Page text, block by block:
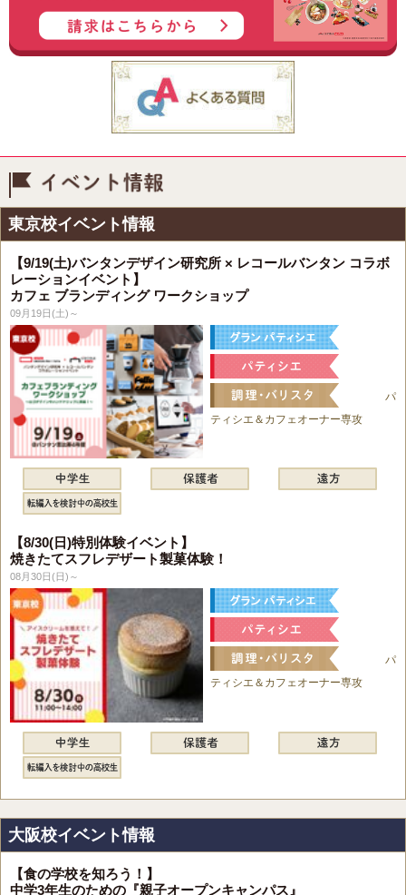
東京校イベント情報
【9/19(土)バンタンデザイン研究所 × レコールバンタン コラボ
レーションイベント】
カフェ ブランディング ワークショップ
09月19日(土)～
パ
ティシエ＆カフェオーナー専攻
【8/30(日)特別体験イベント】
焼きたてスフレデザート製菓体験！
08月30日(日)～
パ
ティシエ＆カフェオーナー専攻
大阪校イベント情報
【食の学校を知ろう！】
中学3年生のための『親子オープンキャンパス』